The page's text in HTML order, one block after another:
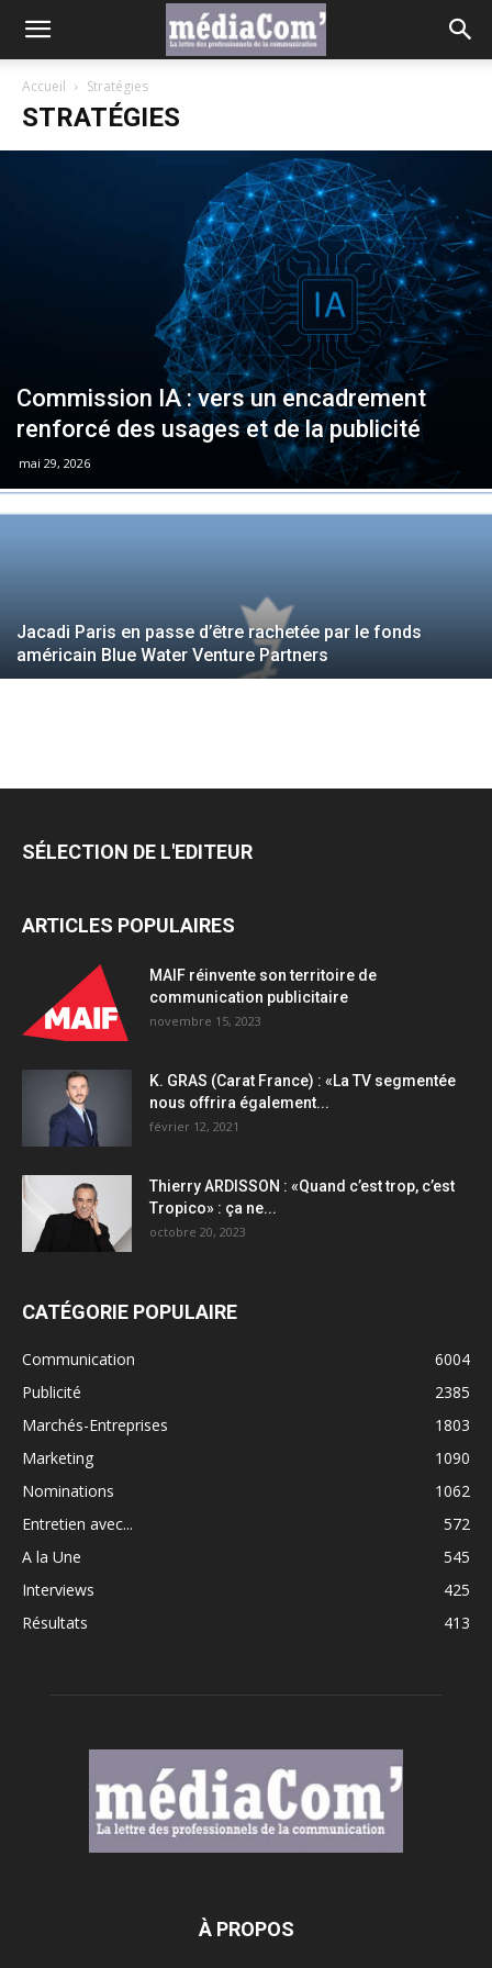
Accueil Stratégies
STRATÉGIES
Commission IA : vers un encadrement
renforcé des usages et de la publicité
mai 29, 2026
Jacadi Paris en passe d’être rachetée par le fonds
américain Blue Water Venture Partners
SÉLECTION DE L'EDITEUR
ARTICLES POPULAIRES
MAIF réinvente son territoire de
communication publicitaire
novembre 15, 2023
K. GRAS (Carat France) : «La TV segmentée
nous offrira également...
février 12, 2021
Thierry ARDISSON : «Quand c’est trop, c’est
Tropico» : ça ne...
octobre 20, 2023
CATÉGORIE POPULAIRE
Communication
6004
Publicité
2385
Marchés-Entreprises
1803
Marketing
1090
Nominations
1062
Entretien avec...
572
A la Une
545
Interviews
425
Résultats
413
À PROPOS